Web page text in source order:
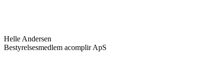
Helle Andersen
Bestyrelsesmedlem acomplir ApS